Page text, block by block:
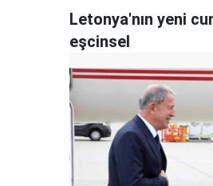
Letonya'nın yeni
eşcinsel